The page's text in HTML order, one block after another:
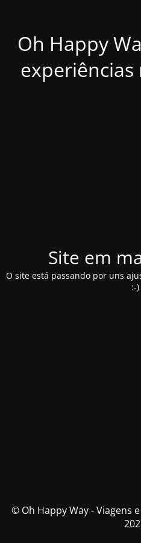
Oh Happy
Site em
O site está passando por uns
:-)
© Oh Happy Way - Viagens